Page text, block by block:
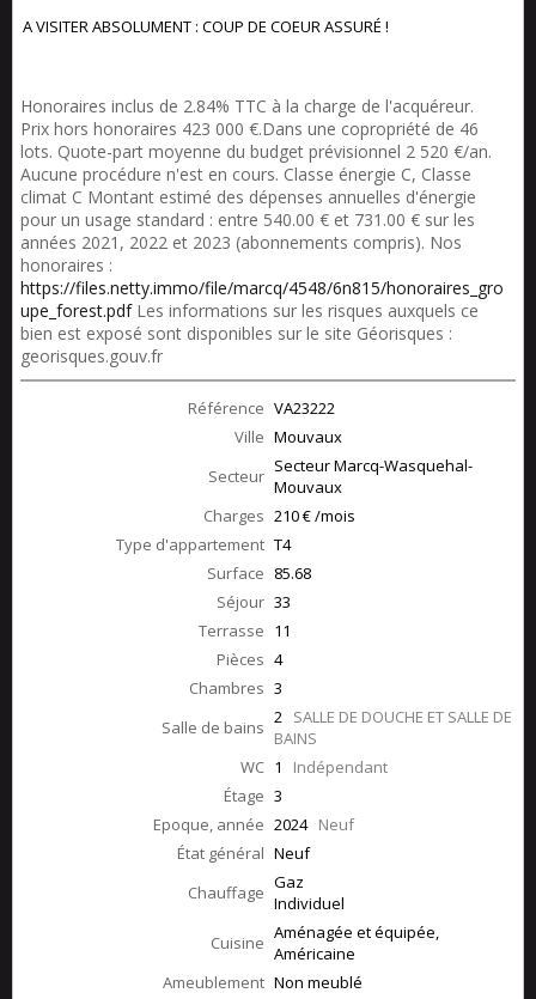
A VISITER ABSOLUMENT : COUP DE COEUR ASSURÉ !
Honoraires inclus de 2.84% TTC à la charge de l'acquéreur.
Prix hors honoraires 423 000 €.Dans une copropriété de 46
lots. Quote-part moyenne du budget prévisionnel 2 520 €/an.
Aucune procédure n'est en cours. Classe énergie C, Classe
climat C Montant estimé des dépenses annuelles d'énergie
pour un usage standard : entre 540.00 € et 731.00 € sur les
années 2021, 2022 et 2023 (abonnements compris). Nos
honoraires :
https://files.netty.immo/file/marcq/4548/6n815/honoraires_gro
upe_forest.pdfLes informations sur les risques auxquels ce
bien est exposé sont disponibles sur le site Géorisques :
georisques.gouv.fr
Référence VA23222
Ville Mouvaux
Secteur Secteur Marcq-Wasquehal-
Mouvaux
Charges 210 € /mois
Type d'appartement T4
Surface 85.68
Séjour 33
Terrasse 11
Pièces 4
Chambres 3
Salle de bains 2 SALLE DE DOUCHE ET SALLE DE
BAINS
WC 1 Indépendant
Étage 3
Epoque, année 2024 Neuf
État général Neuf
Chauffage Gaz
Individuel
Cuisine Aménagée et équipée,
Américaine
Ameublement Non meublé